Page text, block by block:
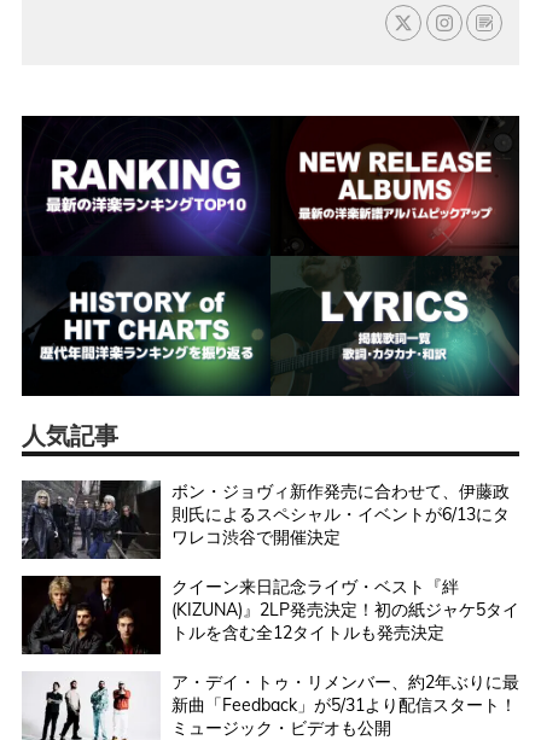
人気記事
ボン・ジョヴィ新作発売に合わせて、伊藤政
則氏によるスペシャル・イベントが6/13にタ
ワレコ渋谷で開催決定
クイーン来日記念ライヴ・ベスト『絆
(KIZUNA)』2LP発売決定！初の紙ジャケ5タイ
トルを含む全12タイトルも発売決定
ア・デイ・トゥ・リメンバー、約2年ぶりに最
新曲「Feedback」が5/31より配信スタート！
ミュージック・ビデオも公開